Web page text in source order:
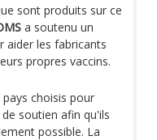
sont produits sur ce
a soutenu un
aider les fabricants
propres vaccins.
choisis pour
soutien afin qu'ils
possible. La